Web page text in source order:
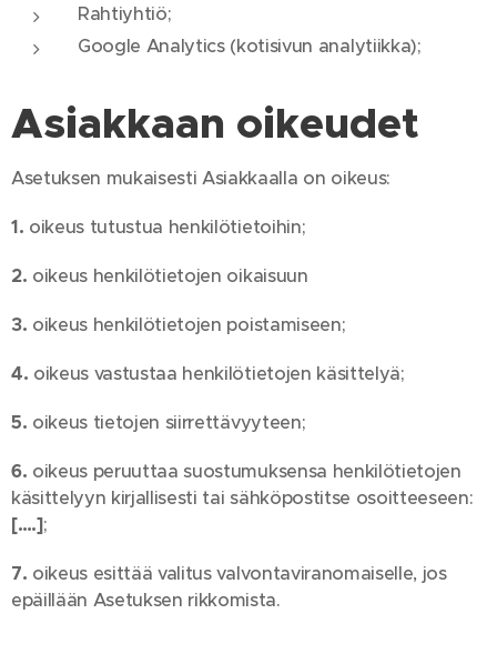
Rahtiyhtiö;
Google Analytics (kotisivun analytiikka);
Asiakkaan oikeudet
Asetuksen mukaisesti Asiakkaalla on oikeus:
1. oikeus tutustua henkilötietoihin;
2. oikeus henkilötietojen oikaisuun
3. oikeus henkilötietojen poistamiseen;
4. oikeus vastustaa henkilötietojen käsittelyä;
5. oikeus tietojen siirrettävyyteen;
6. oikeus peruuttaa suostumuksensa henkilötietojen
käsittelyyn kirjallisesti tai sähköpostitse osoitteeseen:
[….];
7. oikeus esittää valitus valvontaviranomaiselle, jos
epäillään Asetuksen rikkomista.